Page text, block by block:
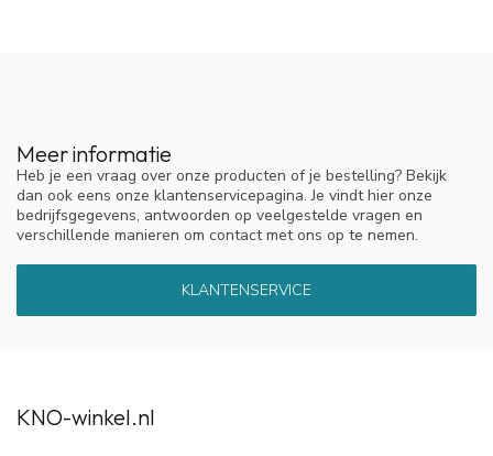
Meer informatie
Heb je een vraag over onze producten of je bestelling? Bekijk
dan ook eens onze klantenservicepagina. Je vindt hier onze
bedrijfsgegevens, antwoorden op veelgestelde vragen en
verschillende manieren om contact met ons op te nemen.
KLANTENSERVICE
KNO-winkel.nl